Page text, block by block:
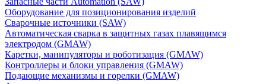
Оборудование для позиционирования изделий
Сварочные источники (SAW)
Автоматическая сварка в защитных газах плавящимся
электродом (GMAW)
Каретки, манипуляторы и роботизация (GMAW)
Контроллеры и блоки управления (GMAW)
Подающие механизмы и горелки (GMAW)